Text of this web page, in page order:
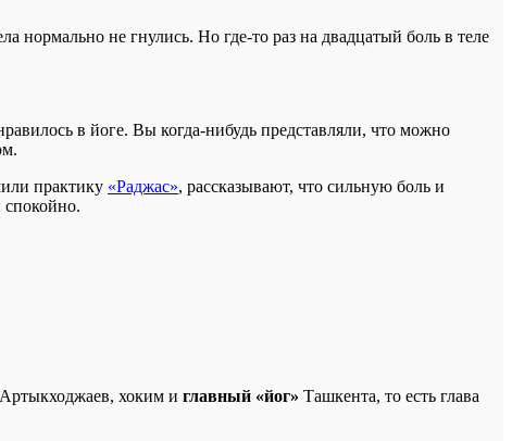
нормально не гнулись. Но где-то раз на двадцатый боль в теле
в йоге. Вы когда-нибудь представляли, что можно
практику «Раджас», рассказывают, что сильную боль и
спокойно.
хоким и главный «йог» Ташкента, то есть глава